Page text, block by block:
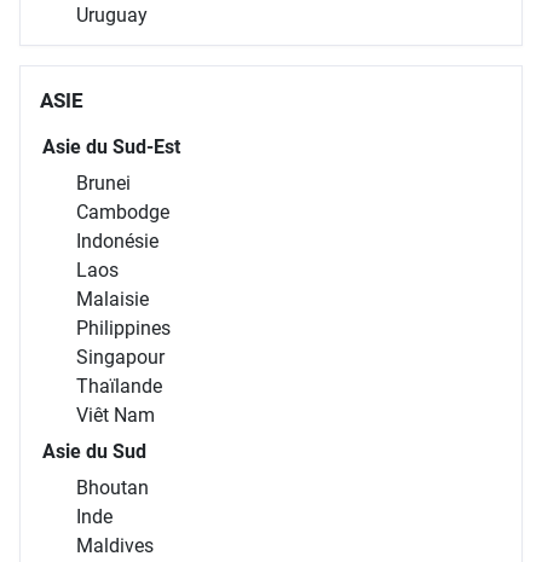
Uruguay
ASIE
Asie du Sud-Est
Brunei
Cambodge
Indonésie
Laos
Malaisie
Philippines
Singapour
Thaïlande
Viêt Nam
Asie du Sud
Bhoutan
Inde
Maldives